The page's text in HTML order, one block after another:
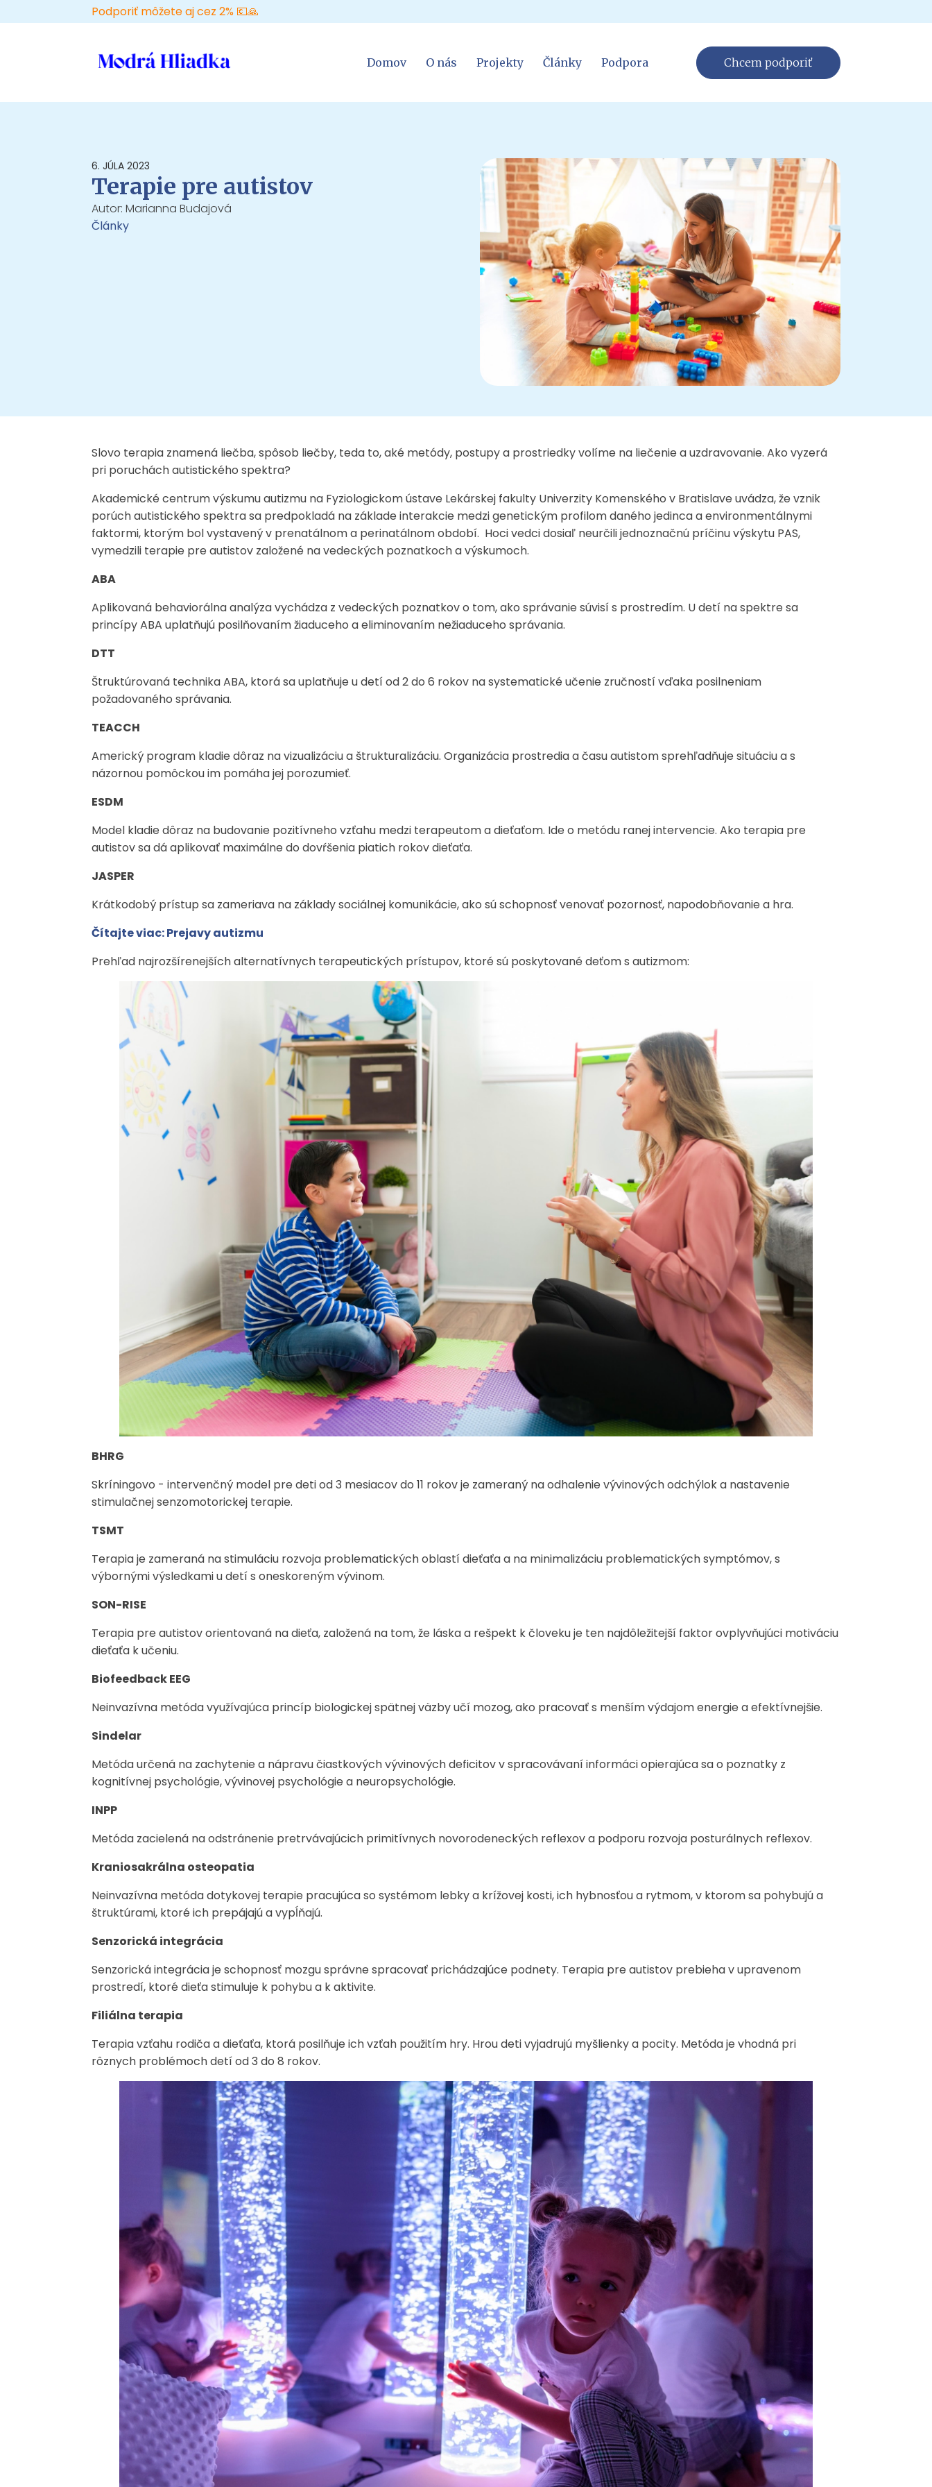
Podporiť môžete aj cez 2% 💶🙏
Domov O nás Projekty Články Podpora Chcem podporiť
6. JÚLA 2023
Terapie pre autistov
Autor: Marianna Budajová
Články
Slovo terapia znamená liečba, spôsob liečby, teda to, aké metódy, postupy a prostriedky volíme na liečenie a uzdravovanie. Ako vyzerá
pri poruchách autistického spektra?
Akademické centrum výskumu autizmu na Fyziologickom ústave Lekárskej fakulty Univerzity Komenského v Bratislave uvádza, že vznik
porúch autistického spektra sa predpokladá na základe interakcie medzi genetickým profilom daného jedinca a environmentálnymi
faktormi, ktorým bol vystavený v prenatálnom a perinatálnom období. Hoci vedci dosiaľ neurčili jednoznačnú príčinu výskytu PAS,
vymedzili terapie pre autistov založené na vedeckých poznatkoch a výskumoch.
ABA
Aplikovaná behaviorálna analýza vychádza z vedeckých poznatkov o tom, ako správanie súvisí s prostredím. U detí na spektre sa
princípy ABA uplatňujú posilňovaním žiaduceho a eliminovaním nežiaduceho správania.
DTT
Štruktúrovaná technika ABA, ktorá sa uplatňuje u detí od 2 do 6 rokov na systematické učenie zručností vďaka posilneniam
požadovaného správania.
TEACCH
Americký program kladie dôraz na vizualizáciu a štrukturalizáciu. Organizácia prostredia a času autistom sprehľadňuje situáciu a s
názornou pomôckou im pomáha jej porozumieť.
ESDM
Model kladie dôraz na budovanie pozitívneho vzťahu medzi terapeutom a dieťaťom. Ide o metódu ranej intervencie. Ako terapia pre
autistov sa dá aplikovať maximálne do dovŕšenia piatich rokov dieťaťa.
JASPER
Krátkodobý prístup sa zameriava na základy sociálnej komunikácie, ako sú schopnosť venovať pozornosť, napodobňovanie a hra.
Čítajte viac: Prejavy autizmu
Prehľad najrozšírenejších alternatívnych terapeutických prístupov, ktoré sú poskytované deťom s autizmom:
BHRG
Skríningovo - intervenčný model pre deti od 3 mesiacov do 11 rokov je zameraný na odhalenie vývinových odchýlok a nastavenie
stimulačnej senzomotorickej terapie.
TSMT
Terapia je zameraná na stimuláciu rozvoja problematických oblastí dieťaťa a na minimalizáciu problematických symptómov, s
výbornými výsledkami u detí s oneskoreným vývinom.
SON-RISE
Terapia pre autistov orientovaná na dieťa, založená na tom, že láska a rešpekt k človeku je ten najdôležitejší faktor ovplyvňujúci motiváciu
dieťaťa k učeniu.
Biofeedback EEG
Neinvazívna metóda využívajúca princíp biologickej spätnej väzby učí mozog, ako pracovať s menším výdajom energie a efektívnejšie.
Sindelar
Metóda určená na zachytenie a nápravu čiastkových vývinových deficitov v spracovávaní informáci opierajúca sa o poznatky z
kognitívnej psychológie, vývinovej psychológie a neuropsychológie.
INPP
Metóda zacielená na odstránenie pretrvávajúcich primitívnych novorodeneckých reflexov a podporu rozvoja posturálnych reflexov.
Kraniosakrálna osteopatia
Neinvazívna metóda dotykovej terapie pracujúca so systémom lebky a krížovej kosti, ich hybnosťou a rytmom, v ktorom sa pohybujú a
štruktúrami, ktoré ich prepájajú a vypĺňajú.
Senzorická integrácia
Senzorická integrácia je schopnosť mozgu správne spracovať prichádzajúce podnety. Terapia pre autistov prebieha v upravenom
prostredí, ktoré dieťa stimuluje k pohybu a k aktivite.
Filiálna terapia
Terapia vzťahu rodiča a dieťaťa, ktorá posilňuje ich vzťah použitím hry. Hrou deti vyjadrujú myšlienky a pocity. Metóda je vhodná pri
rôznych problémoch detí od 3 do 8 rokov.